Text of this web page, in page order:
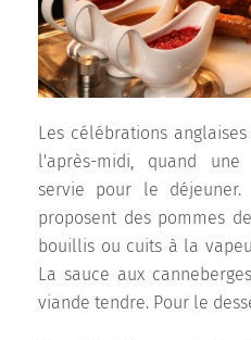
Les célébrations
l'après-midi, quand
servie pour le déjeuner.
proposent des pommes
bouillis ou cuits à la
La sauce aux
viande tendre. Pour le